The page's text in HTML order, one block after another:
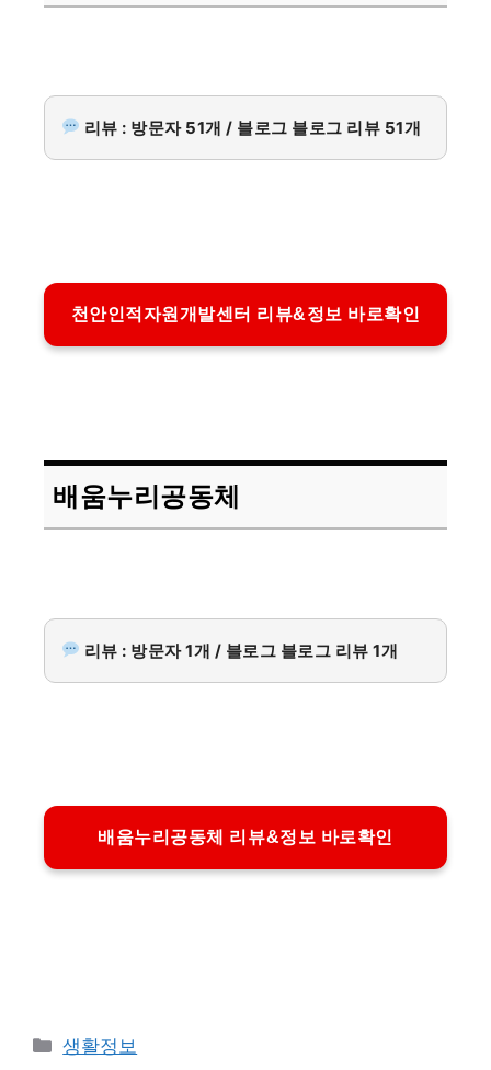
리뷰 : 방문자 51개 / 블로그 블로그 리뷰 51개
천안인적자원개발센터 리뷰&정보 바로확인
배움누리공동체
리뷰 : 방문자 1개 / 블로그 블로그 리뷰 1개
배움누리공동체 리뷰&정보 바로확인
카
생활정보